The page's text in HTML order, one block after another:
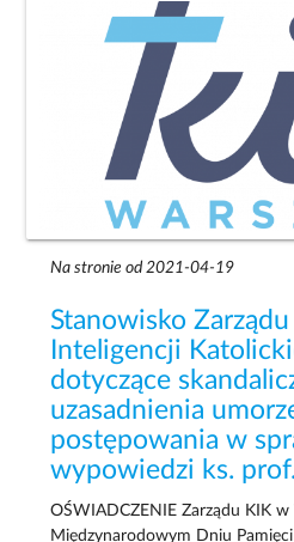
Na stronie od 2021-04-19
Stanowisko
Inteligencji
dotyczące
uzasadnienia
postępowania w
wypowiedzi ks.
OŚWIADCZENIE Zarządu KIK
Międzynarodowym Dniu